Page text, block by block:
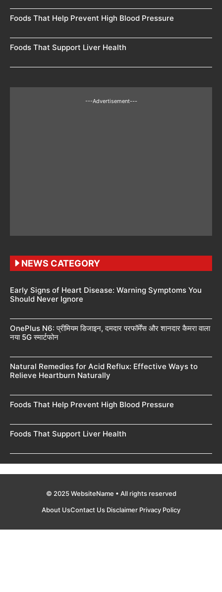
Foods That Help Prevent High Blood Pressure
Foods That Support Liver Health
---Advertisement---
NEWS CATEGORY
Early Signs of Heart Disease: Warning Symptoms You
Should Never Ignore
OnePlus N6: प्रीमियम डिजाइन, दमदार परफॉर्मेंस और शानदार कैमरा वाला
नया 5G स्मार्टफोन
Natural Remedies for Acid Reflux: Effective Ways to
Relieve Heartburn Naturally
Foods That Help Prevent High Blood Pressure
Foods That Support Liver Health
© 2025 WebsiteName • All rights reserved
About UsContact Us Disclaimer Privacy Policy